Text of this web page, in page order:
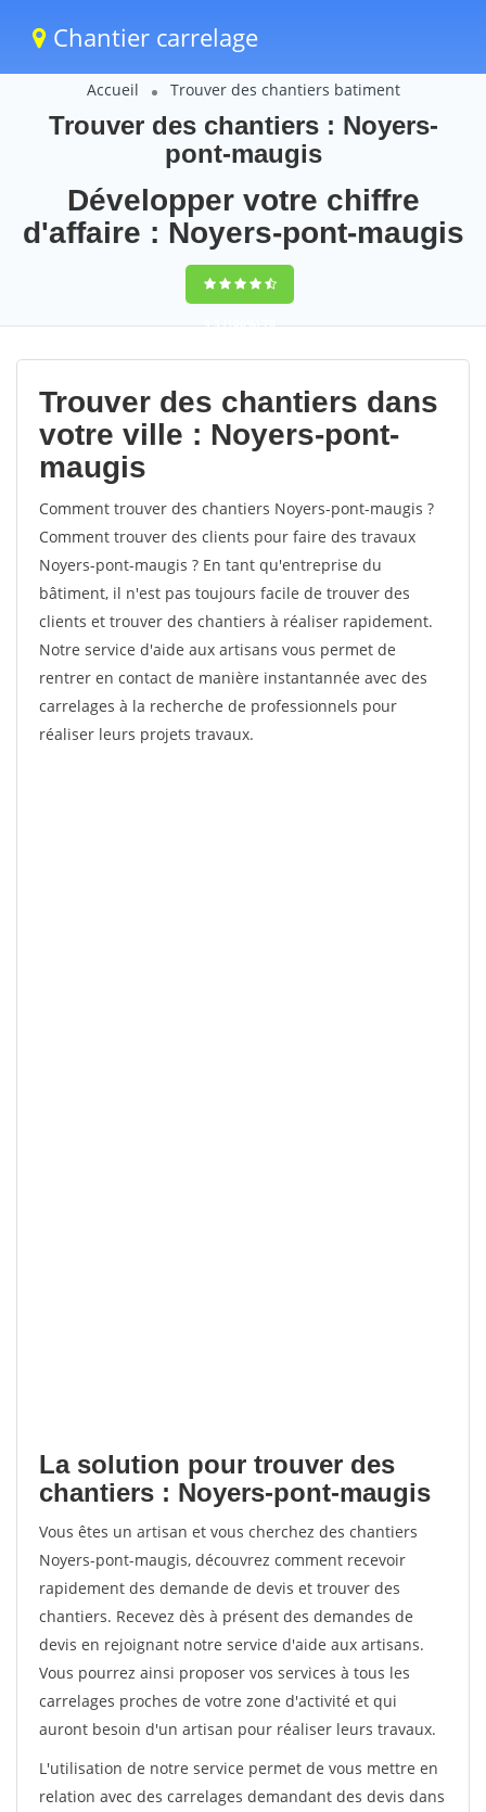
Chantier carrelage
Accueil Trouver des chantiers batiment
Trouver des chantiers : Noyers-
pont-maugis
Développer votre chiffre
d'affaire : Noyers-pont-maugis
9,5(100%)70
votes
Trouver des chantiers dans
votre ville : Noyers-pont-
maugis
Comment trouver des chantiers Noyers-pont-maugis ?
Comment trouver des clients pour faire des travaux
Noyers-pont-maugis ? En tant qu'entreprise du
bâtiment, il n'est pas toujours facile de trouver des
clients et trouver des chantiers à réaliser rapidement.
Notre service d'aide aux artisans vous permet de
rentrer en contact de manière instantannée avec des
carrelages à la recherche de professionnels pour
réaliser leurs projets travaux.
La solution pour trouver des
chantiers : Noyers-pont-maugis
Vous êtes un artisan et vous cherchez des chantiers
Noyers-pont-maugis, découvrez comment recevoir
rapidement des demande de devis et trouver des
chantiers. Recevez dès à présent des demandes de
devis en rejoignant notre service d'aide aux artisans.
Vous pourrez ainsi proposer vos services à tous les
carrelages proches de votre zone d'activité et qui
auront besoin d'un artisan pour réaliser leurs travaux.
L'utilisation de notre service permet de vous mettre en
relation avec des carrelages demandant des devis dans